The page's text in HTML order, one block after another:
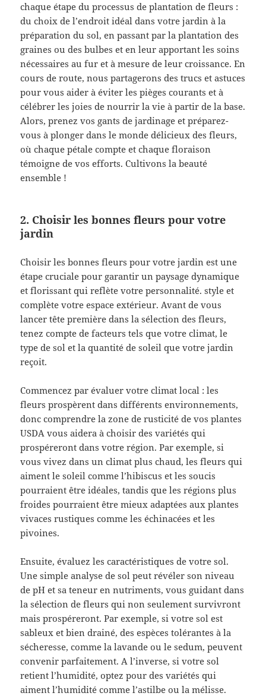
chaque étape du processus de plantation de fleurs :
du choix de l’endroit idéal dans votre jardin à la
préparation du sol, en passant par la plantation des
graines ou des bulbes et en leur apportant les soins
nécessaires au fur et à mesure de leur croissance. En
cours de route, nous partagerons des trucs et astuces
pour vous aider à éviter les pièges courants et à
célébrer les joies de nourrir la vie à partir de la base.
Alors, prenez vos gants de jardinage et préparez-
vous à plonger dans le monde délicieux des fleurs,
où chaque pétale compte et chaque floraison
témoigne de vos efforts. Cultivons la beauté
ensemble !
2. Choisir les bonnes fleurs pour votre
jardin
Choisir les bonnes fleurs pour votre jardin est une
étape cruciale pour garantir un paysage dynamique
et florissant qui reflète votre personnalité. style et
complète votre espace extérieur. Avant de vous
lancer tête première dans la sélection des fleurs,
tenez compte de facteurs tels que votre climat, le
type de sol et la quantité de soleil que votre jardin
reçoit.
Commencez par évaluer votre climat local : les
fleurs prospèrent dans différents environnements,
donc comprendre la zone de rusticité de vos plantes
USDA vous aidera à choisir des variétés qui
prospéreront dans votre région. Par exemple, si
vous vivez dans un climat plus chaud, les fleurs qui
aiment le soleil comme l’hibiscus et les soucis
pourraient être idéales, tandis que les régions plus
froides pourraient être mieux adaptées aux plantes
vivaces rustiques comme les échinacées et les
pivoines.
Ensuite, évaluez les caractéristiques de votre sol.
Une simple analyse de sol peut révéler son niveau
de pH et sa teneur en nutriments, vous guidant dans
la sélection de fleurs qui non seulement survivront
mais prospéreront. Par exemple, si votre sol est
sableux et bien drainé, des espèces tolérantes à la
sécheresse, comme la lavande ou le sedum, peuvent
convenir parfaitement. A l’inverse, si votre sol
retient l’humidité, optez pour des variétés qui
aiment l’humidité comme l’astilbe ou la mélisse.